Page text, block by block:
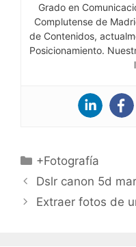
Grado en
Complutense de
de Contenidos,
Posicionamiento.
Categorías
+Fotografía
Dslr canon 5d
Extraer fotos de